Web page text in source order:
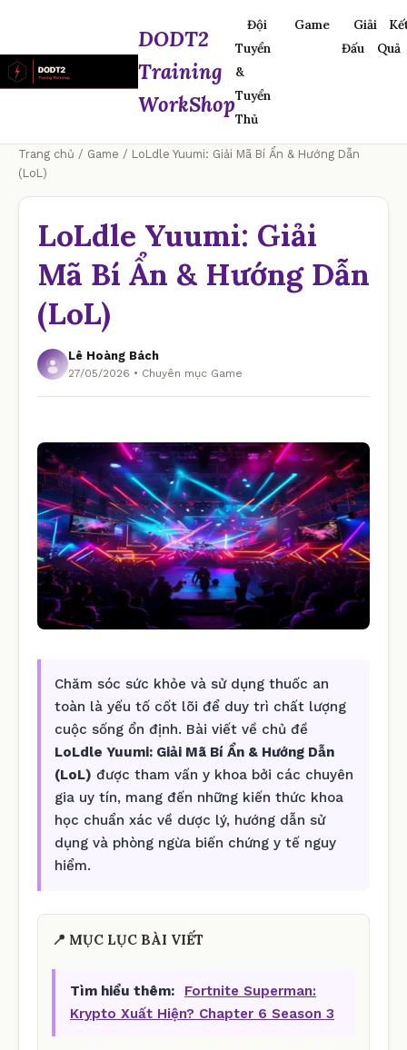
DODT2
Training
WorkShop
Đội
Tuyển
&
Tuyển
Thủ
Game
Giải
Đấu
Quả
Trang chủ / Game / LoLdle Yuumi: Giải Mã Bí Ẩn & Hướng Dẫn
(LoL)
LoLdle Yuumi: Giải
Mã Bí Ẩn & Hướng Dẫn
(LoL)
Lê Hoàng Bách
27/05/2026 • Chuyên mục Game
Chăm sóc sức khỏe và sử dụng thuốc an
toàn là yếu tố cốt lõi để duy trì chất lượng
cuộc sống ổn định. Bài viết về chủ đề
LoLdle Yuumi: Giải Mã Bí Ẩn & Hướng Dẫn
(LoL) được tham vấn y khoa bởi các chuyên
gia uy tín, mang đến những kiến thức khoa
học chuẩn xác về dược lý, hướng dẫn sử
dụng và phòng ngừa biến chứng y tế nguy
hiểm.
📍 MỤC LỤC BÀI VIẾT
Tìm hiểu thêm:
Fortnite Superman:
Krypto Xuất Hiện? Chapter 6 Season 3